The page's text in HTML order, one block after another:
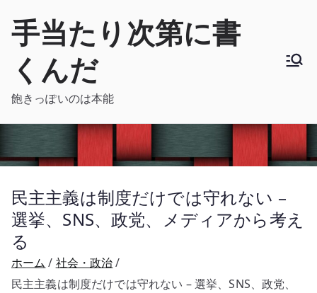
手当たり次第に書
くんだ
飽きっぽいのは本能
民主主義は制度だけでは守れない –
選挙、SNS、政党、メディアから考え
る
ホーム
社会・政治
民主主義は制度だけでは守れない – 選挙、SNS、政党、